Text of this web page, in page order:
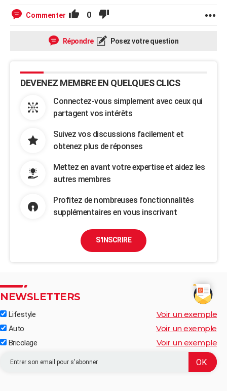
Commenter 0
Répondre Posez votre question
DEVENEZ MEMBRE EN QUELQUES CLICS
Connectez-vous simplement avec ceux qui
partagent vos intérêts
Suivez vos discussions facilement et
obtenez plus de réponses
Mettez en avant votre expertise et aidez les
autres membres
Profitez de nombreuses fonctionnalités
supplémentaires en vous inscrivant
S'INSCRIRE
NEWSLETTERS
Lifestyle Voir un exemple
Auto Voir un exemple
Bricolage Voir un exemple